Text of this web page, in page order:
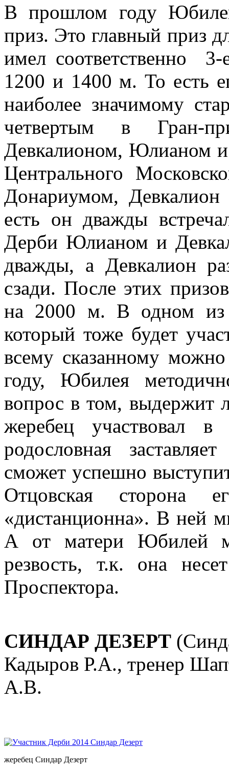
В прошлом году
приз. Это главный приз
имел соответственно
1200 и 1400 м. То есть
наиболее значимому
четвертым в Гран-
Девкалионом, Юлианом
Центрального
Донариумом,
есть он дважды
Дерби Юлианом и
дважды, а Девкалион
сзади. После этих
на 2000 м. В одном
который тоже будет
всему сказанному
году, Юбилея
вопрос в том, выдержит
жеребец участвовал
родословная
сможет успешно
Отцовская сторона
«дистанционна». В ней
А от матери Юбилей
резвость, т.к. она
Проспектора.
СИНДАР ДЕЗЕРТ
Кадыров Р.А., тренер
А.В.
жеребец Синдар Дезерт